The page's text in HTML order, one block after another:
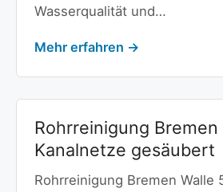
Wasserqualität und…
Mehr erfahren →
Rohrreinigung Bremen
Kanalnetze gesäubert
Rohrreinigung Bremen Walle